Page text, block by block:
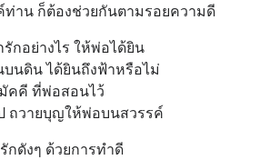
ท่าน ก็ต้องช่วยกันตามรอยความดี
กอย่างไร ให้พ่อได้ยิน
บนดิน ได้ยินถึงฟ้าหรือไม่
คคี ที่พ่อสอนไว้
ถวายบุญให้พ่อบนสวรรค์
กดังๆ ด้วยการทำดี